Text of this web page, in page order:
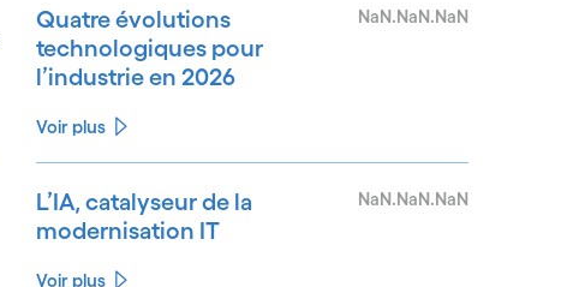
Quatre évolutions
technologiques pour
l’industrie en 2026
NaN.NaN.NaN
Voir plus
L’IA, catalyseur de la
modernisation IT
NaN.NaN.NaN
Voir plus